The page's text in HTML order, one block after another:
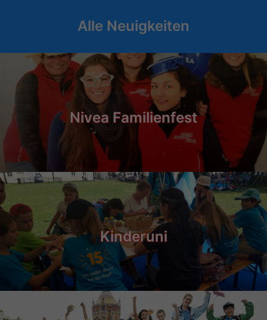
Alle Neuigkeiten
Nivea Familienfest
Kinderuni